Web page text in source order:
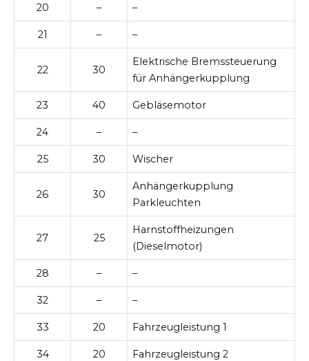
20 – –
21 – –
22 30
Elektrische Bremssteuerung
für Anhängerkupplung
23 40 Gebläsemotor
24 – –
25 30 Wischer
26 30
Anhängerkupplung
Parkleuchten
27 25
Harnstoffheizungen
(Dieselmotor)
28 – –
32 – –
33 20 Fahrzeugleistung 1
34 20 Fahrzeugleistung 2